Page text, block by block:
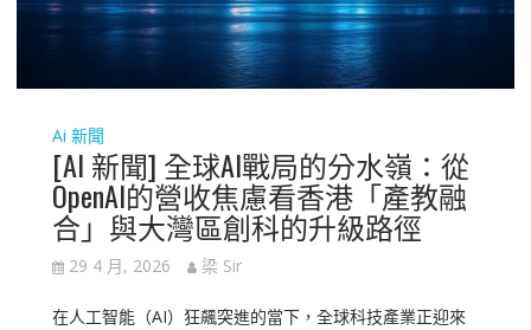
Ai 新聞
[AI 新聞] 全球AI戰局的分水嶺：從
OpenAI的營收焦慮看香港「產教融
合」與大灣區創科的升級路徑
29 4 月, 2026 梁 Sir
在人工智能（AI）狂飆突進的當下，全球科技產業正迎來